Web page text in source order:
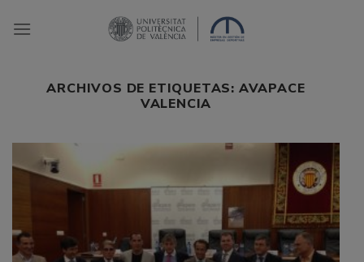
ARCHIVOS DE ETIQUETAS: AVAPACE
VALENCIA